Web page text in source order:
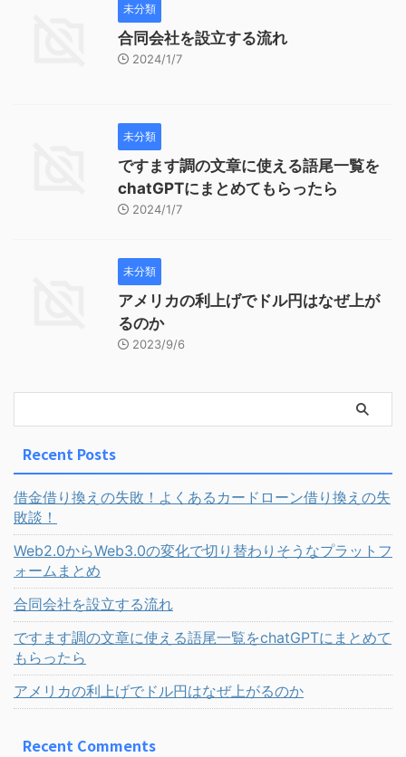
未分類
合同会社を設立する流れ
2024/1/7
未分類
ですます調の文章に使える語尾一覧を
chatGPTにまとめてもらったら
2024/1/7
未分類
アメリカの利上げでドル円はなぜ上が
るのか
2023/9/6
Recent Posts
借金借り換えの失敗！よくあるカードローン借り換えの失
敗談！
Web2.0からWeb3.0の変化で切り替わりそうなプラットフ
ォームまとめ
合同会社を設立する流れ
ですます調の文章に使える語尾一覧をchatGPTにまとめて
もらったら
アメリカの利上げでドル円はなぜ上がるのか
Recent Comments